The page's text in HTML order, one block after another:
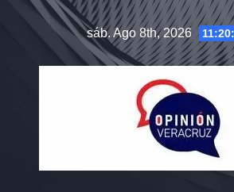
sáb. Ago 8th, 2026